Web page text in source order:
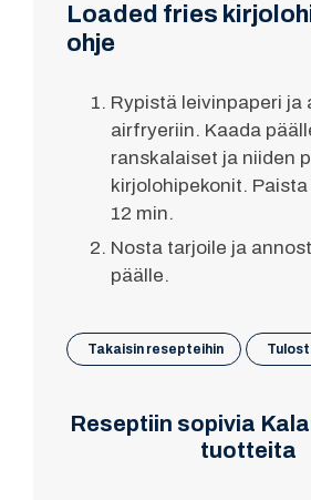
Loaded fries
ohje
Rypistä leivinpaperi ja
airfryeriin. Kaada
ranskalaiset ja niiden
kirjolohipekonit.
12 min.
Nosta tarjoile ja
päälle.
Takaisin resepteihin
Reseptiin sopivia
tuotteita